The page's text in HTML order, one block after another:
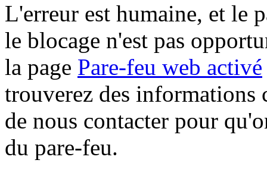
L'erreur est humaine, et le
le blocage n'est pas
la page Pare-feu web activé
trouverez des informations
de nous contacter pour
du pare-feu.